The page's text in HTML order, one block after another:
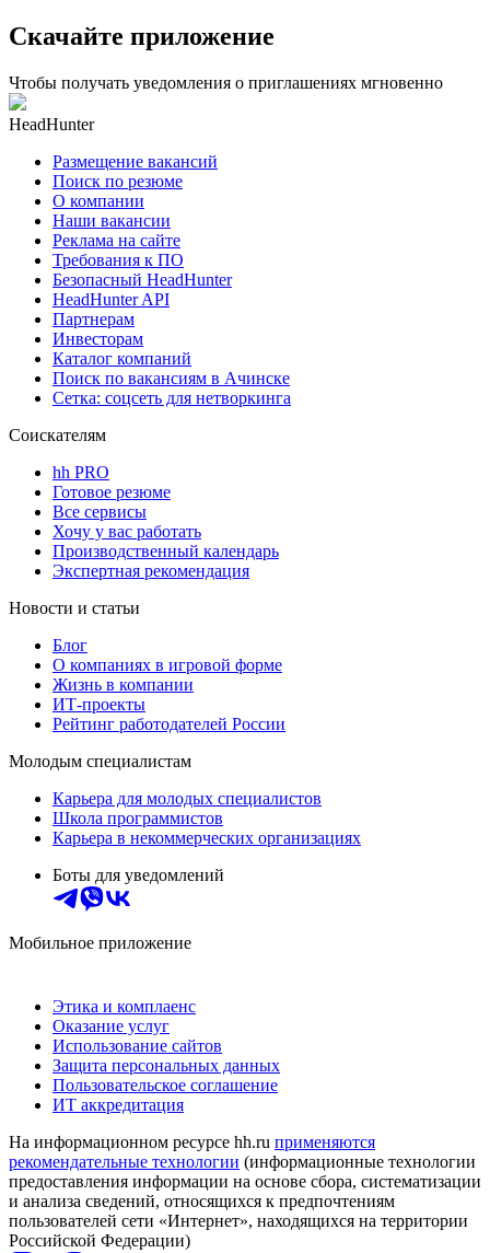
Скачайте приложение
Чтобы получать уведомления о приглашениях мгновенно
HeadHunter
Размещение вакансий
Поиск по резюме
О компании
Наши вакансии
Реклама на сайте
Требования к ПО
Безопасный HeadHunter
HeadHunter API
Партнерам
Инвесторам
Каталог компаний
Поиск по вакансиям в Ачинске
Сетка: соцсеть для нетворкинга
Соискателям
hh PRO
Готовое резюме
Все сервисы
Хочу у вас работать
Производственный календарь
Экспертная рекомендация
Новости и статьи
Блог
О компаниях в игровой форме
Жизнь в компании
ИТ-проекты
Рейтинг работодателей России
Молодым специалистам
Карьера для молодых специалистов
Школа программистов
Карьера в некоммерческих организациях
Боты для уведомлений
Мобильное приложение
Этика и комплаенс
Оказание услуг
Использование сайтов
Защита персональных данных
Пользовательское соглашение
ИТ аккредитация
На информационном ресурсе hh.ru применяются
рекомендательные технологии (информационные технологии
предоставления информации на основе сбора, систематизации
и анализа сведений, относящихся к предпочтениям
пользователей сети «Интернет», находящихся на территории
Российской Федерации)